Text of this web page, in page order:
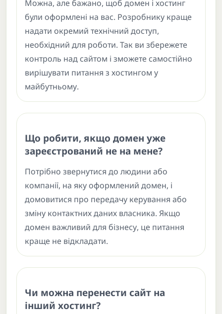
Можна, але бажано, щоб домен і хостинг
були оформлені на вас. Розробнику краще
надати окремий технічний доступ,
необхідний для роботи. Так ви збережете
контроль над сайтом і зможете самостійно
вирішувати питання з хостингом у
майбутньому.
Що робити, якщо домен уже
зареєстрований не на мене?
Потрібно звернутися до людини або
компанії, на яку оформлений домен, і
домовитися про передачу керування або
зміну контактних даних власника. Якщо
домен важливий для бізнесу, це питання
краще не відкладати.
Чи можна перенести сайт на
інший хостинг?